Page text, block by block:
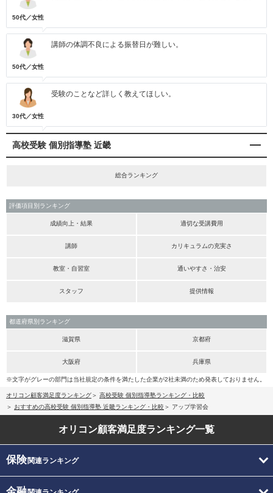
50代／女性
50代／女性
講師の体調不良による振替日が難しい。
30代／女性
受験のことなど詳しく教えてほしい。
高校受験 個別指導塾 近畿
総合ランキング
評価項目別ランキング
成績向上・結果 適切な受講費用
講師 カリキュラムの充実さ
教室・自習室 通いやすさ・治安
スタッフ 提供情報
都道府県別ランキング
滋賀県 京都府
大阪府 兵庫県
※文字がグレーの部門は当社規定の条件を満たした企業が2社未満のため発表しておりません。
オリコン顧客満足度ランキング
高校受験 個別指導塾ランキング・比較
おすすめの高校受験 個別指導塾 近畿ランキング・比較
アップ学習会
オリコン顧客満足度ランキング一覧
保険関連ランキング